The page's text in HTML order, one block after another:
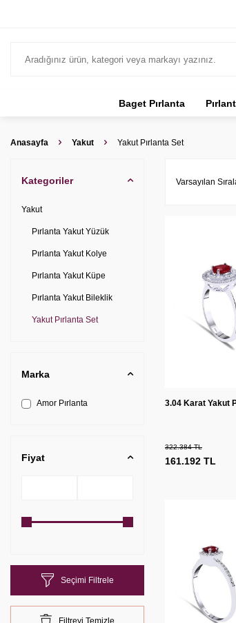
Baget Pırlanta
Anasayfa Yakut Yakut Pırlanta Set
Kategoriler
Yakut
Pırlanta Yakut Yüzük
Pırlanta Yakut Kolye
Pırlanta Yakut Küpe
Pırlanta Yakut Bileklik
Yakut Pırlanta Set
Marka
Amor Pırlanta
Fiyat
Seçimi Filtrele
Ekle
3.04 Karat Yakut
322.384TL
161.192 TL